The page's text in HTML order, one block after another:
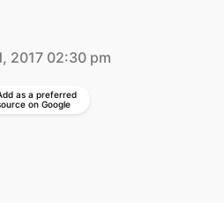
2017 02:30 pm
as a preferred
on Google